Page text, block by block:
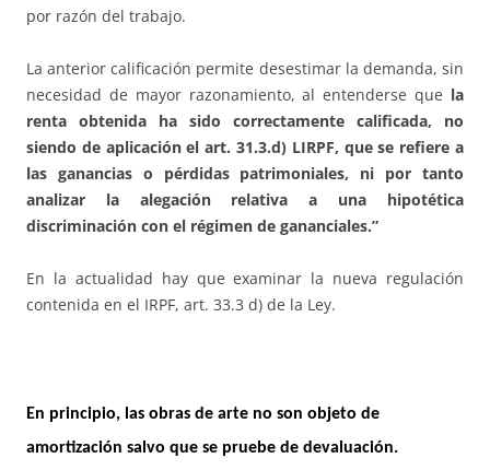
por razón del trabajo.
La anterior calificación permite desestimar la demanda, sin
necesidad de mayor razonamiento, al entenderse que la
renta obtenida ha sido correctamente calificada, no
siendo de aplicación el art. 31.3.d) LIRPF, que se refiere a
las ganancias o pérdidas patrimoniales, ni por tanto
analizar la alegación relativa a una hipotética
discriminación con el régimen de gananciales.”
En la actualidad hay que examinar la nueva regulación
contenida en el IRPF, art. 33.3 d) de la Ley.
En principio, las obras de arte no son objeto de
amortización salvo que se pruebe de devaluación.